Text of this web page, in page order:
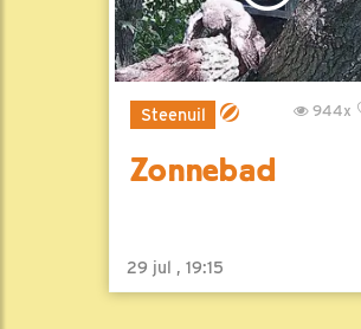
Steenuil 944x
Zonnebad
29 jul , 19:15